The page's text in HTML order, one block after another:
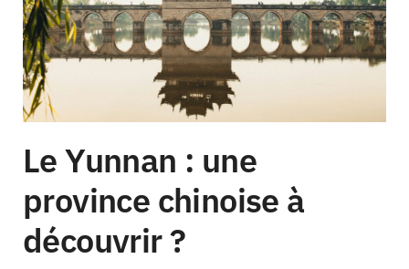
Le Yunnan : une
province chinoise à
découvrir ?